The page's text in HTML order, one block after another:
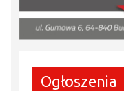
Ogłoszenia